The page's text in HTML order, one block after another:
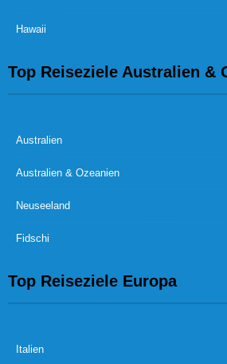
Hawaii
Top Reiseziele Australien &
Australien
Australien & Ozeanien
Neuseeland
Fidschi
Top Reiseziele Europa
Italien